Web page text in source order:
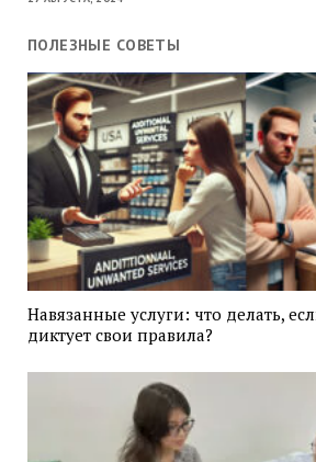
ПОЛЕЗНЫЕ СОВЕТЫ
Навязанные услуги: что делать,
диктует свои правила?